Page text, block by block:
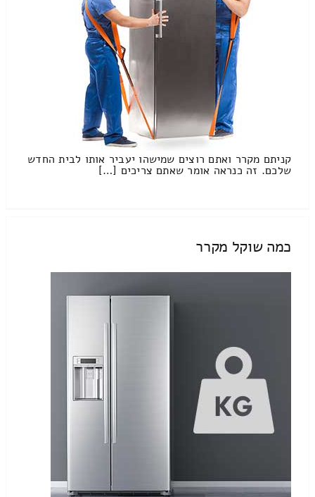
קניתם מקרר ואתם רוצים שמישהו יעביר אותו לבית החדש
שלכם. זה כנראה אומר שאתם צריכים […]
כמה שוקל מקרר